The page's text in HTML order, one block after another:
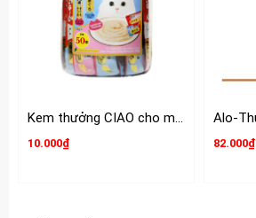
Kem thưởng CIAO cho mèo hộp 50 tuýp
10.000₫ 82.000₫